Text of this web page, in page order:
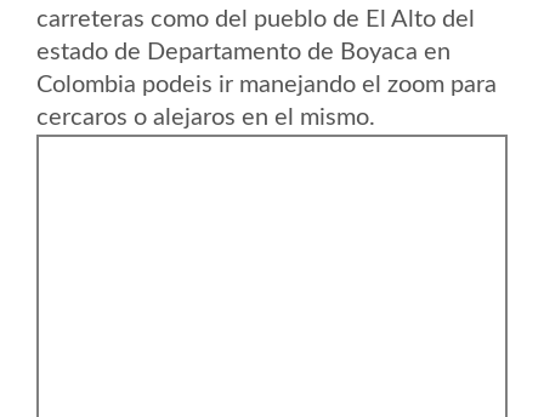
carreteras como del pueblo de El Alto del
estado de Departamento de Boyaca en
Colombia podeis ir manejando el zoom para
cercaros o alejaros en el mismo.